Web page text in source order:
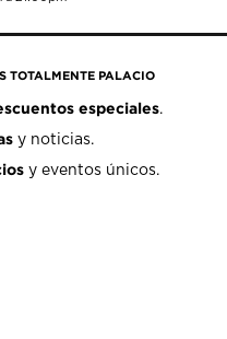
TOTALMENTE PALACIO
especiales.
y noticias.
y eventos únicos.